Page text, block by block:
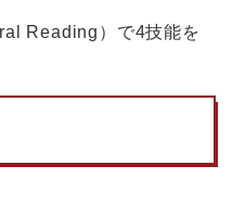
Reading）で4技能を